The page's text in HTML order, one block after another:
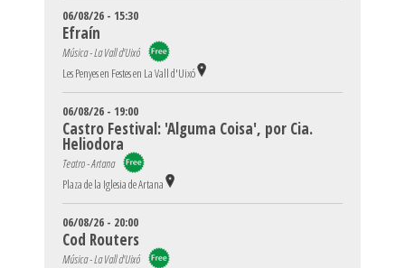
06/08/26 - 15:30
Efraín
Música - La Vall d'Uixó
Les Penyes en Festes en La Vall d'Uixó
06/08/26 - 19:00
Castro Festival: 'Alguma Coisa', por Cia.
Heliodora
Teatro - Artana
Plaza de la Iglesia de Artana
06/08/26 - 20:00
Cod Routers
Música - La Vall d'Uixó